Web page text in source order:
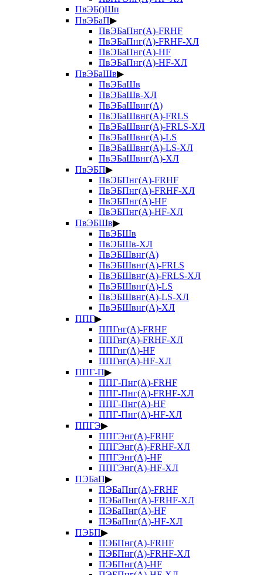
ПвЭБ()Шп
ПвЭБаП▶
ПвЭБаПнг(А)-FRHF
ПвЭБаПнг(А)-FRHF-ХЛ
ПвЭБаПнг(А)-HF
ПвЭБаПнг(А)-HF-ХЛ
ПвЭБаШв▶
ПвЭБаШв
ПвЭБаШв-ХЛ
ПвЭБаШвнг(А)
ПвЭБаШвнг(А)-FRLS
ПвЭБаШвнг(А)-FRLS-ХЛ
ПвЭБаШвнг(А)-LS
ПвЭБаШвнг(А)-LS-ХЛ
ПвЭБаШвнг(А)-ХЛ
ПвЭБП▶
ПвЭБПнг(А)-FRHF
ПвЭБПнг(А)-FRHF-ХЛ
ПвЭБПнг(А)-HF
ПвЭБПнг(А)-HF-ХЛ
ПвЭБШв▶
ПвЭБШв
ПвЭБШв-ХЛ
ПвЭБШвнг(А)
ПвЭБШвнг(А)-FRLS
ПвЭБШвнг(А)-FRLS-ХЛ
ПвЭБШвнг(А)-LS
ПвЭБШвнг(А)-LS-ХЛ
ПвЭБШвнг(А)-ХЛ
ППГ▶
ППГнг(А)-FRHF
ППГнг(А)-FRHF-ХЛ
ППГнг(А)-HF
ППГнг(А)-HF-ХЛ
ППГ-П▶
ППГ-Пнг(А)-FRHF
ППГ-Пнг(А)-FRHF-ХЛ
ППГ-Пнг(А)-HF
ППГ-Пнг(А)-HF-ХЛ
ППГЭ▶
ППГЭнг(А)-FRHF
ППГЭнг(А)-FRHF-ХЛ
ППГЭнг(А)-HF
ППГЭнг(А)-HF-ХЛ
ПЭБаП▶
ПЭБаПнг(А)-FRHF
ПЭБаПнг(А)-FRHF-ХЛ
ПЭБаПнг(А)-HF
ПЭБаПнг(А)-HF-ХЛ
ПЭБП▶
ПЭБПнг(А)-FRHF
ПЭБПнг(А)-FRHF-ХЛ
ПЭБПнг(А)-HF